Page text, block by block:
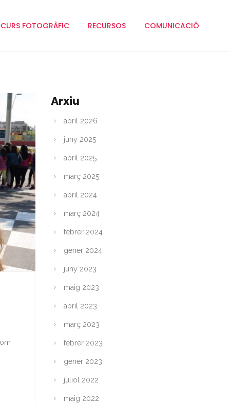
FOTOGRÀFIC RECURSOS COMUNICACIÓ
Arxiu
abril 2026
juny 2025
abril 2025
març 2025
abril 2024
març 2024
febrer 2024
gener 2024
juny 2023
maig 2023
abril 2023
març 2023
febrer 2023
gener 2023
juliol 2022
maig 2022